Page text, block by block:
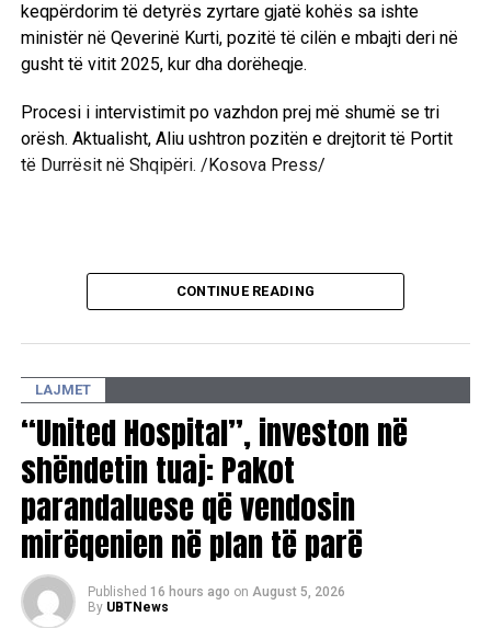
keqpërdorim të detyrës zyrtare gjatë kohës sa ishte
ministër në Qeverinë Kurti, pozitë të cilën e mbajti deri në
gusht të vitit 2025, kur dha dorëheqje.
Procesi i intervistimit po vazhdon prej më shumë se tri
orësh. Aktualisht, Aliu ushtron pozitën e drejtorit të Portit
të Durrësit në Shqipëri. /Kosova Press/
CONTINUE READING
LAJMET
“United Hospital”, investon në
shëndetin tuaj: Pakot
parandaluese që vendosin
mirëqenien në plan të parë
Published 16 hours ago on August 5, 2026
By UBTNews